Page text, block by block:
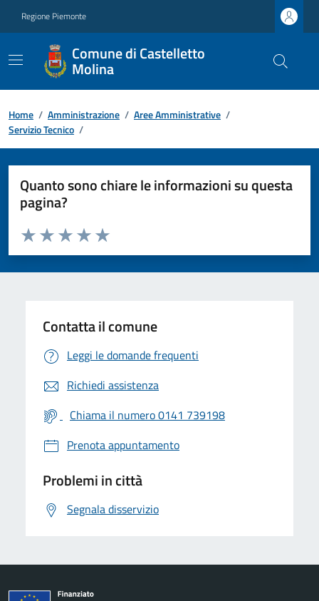
Regione Piemonte
Comune di Castelletto
Molina
Home / Amministrazione / Aree Amministrative /
Servizio Tecnico /
Quanto sono chiare le informazioni su questa
pagina?
Valuta da 1 a 5 stelle la pagina
Valuta 5 stelle su 5
Valuta 4 stelle su 5
Valuta 3 stelle su 5
Valuta 2 stelle su 5
Valuta 1 stelle su 5
Contatta il comune
Leggi le domande frequenti
Richiedi assistenza
Chiama il numero 0141 739198
Prenota appuntamento
Problemi in città
Segnala disservizio